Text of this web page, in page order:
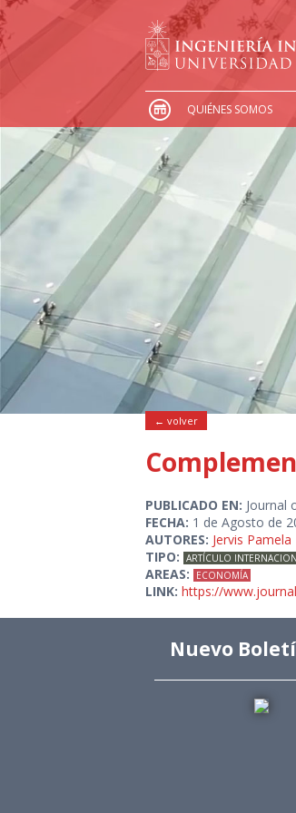
QUIÉNES SOMOS
← volver
PUBLICADO EN: Journal
FECHA: 1 de Agosto de
AUTORES: Jervis Pamela
TIPO: ARTÍCULO
AREAS: ECONOMÍA
LINK: https://
Nuevo